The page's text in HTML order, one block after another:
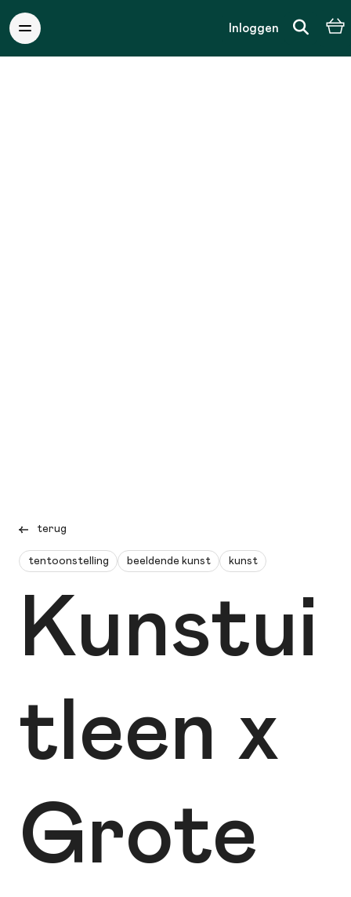
Inloggen
terug
tentoonstelling beeldende kunst kunst
Kunstui
tleen x
Grote